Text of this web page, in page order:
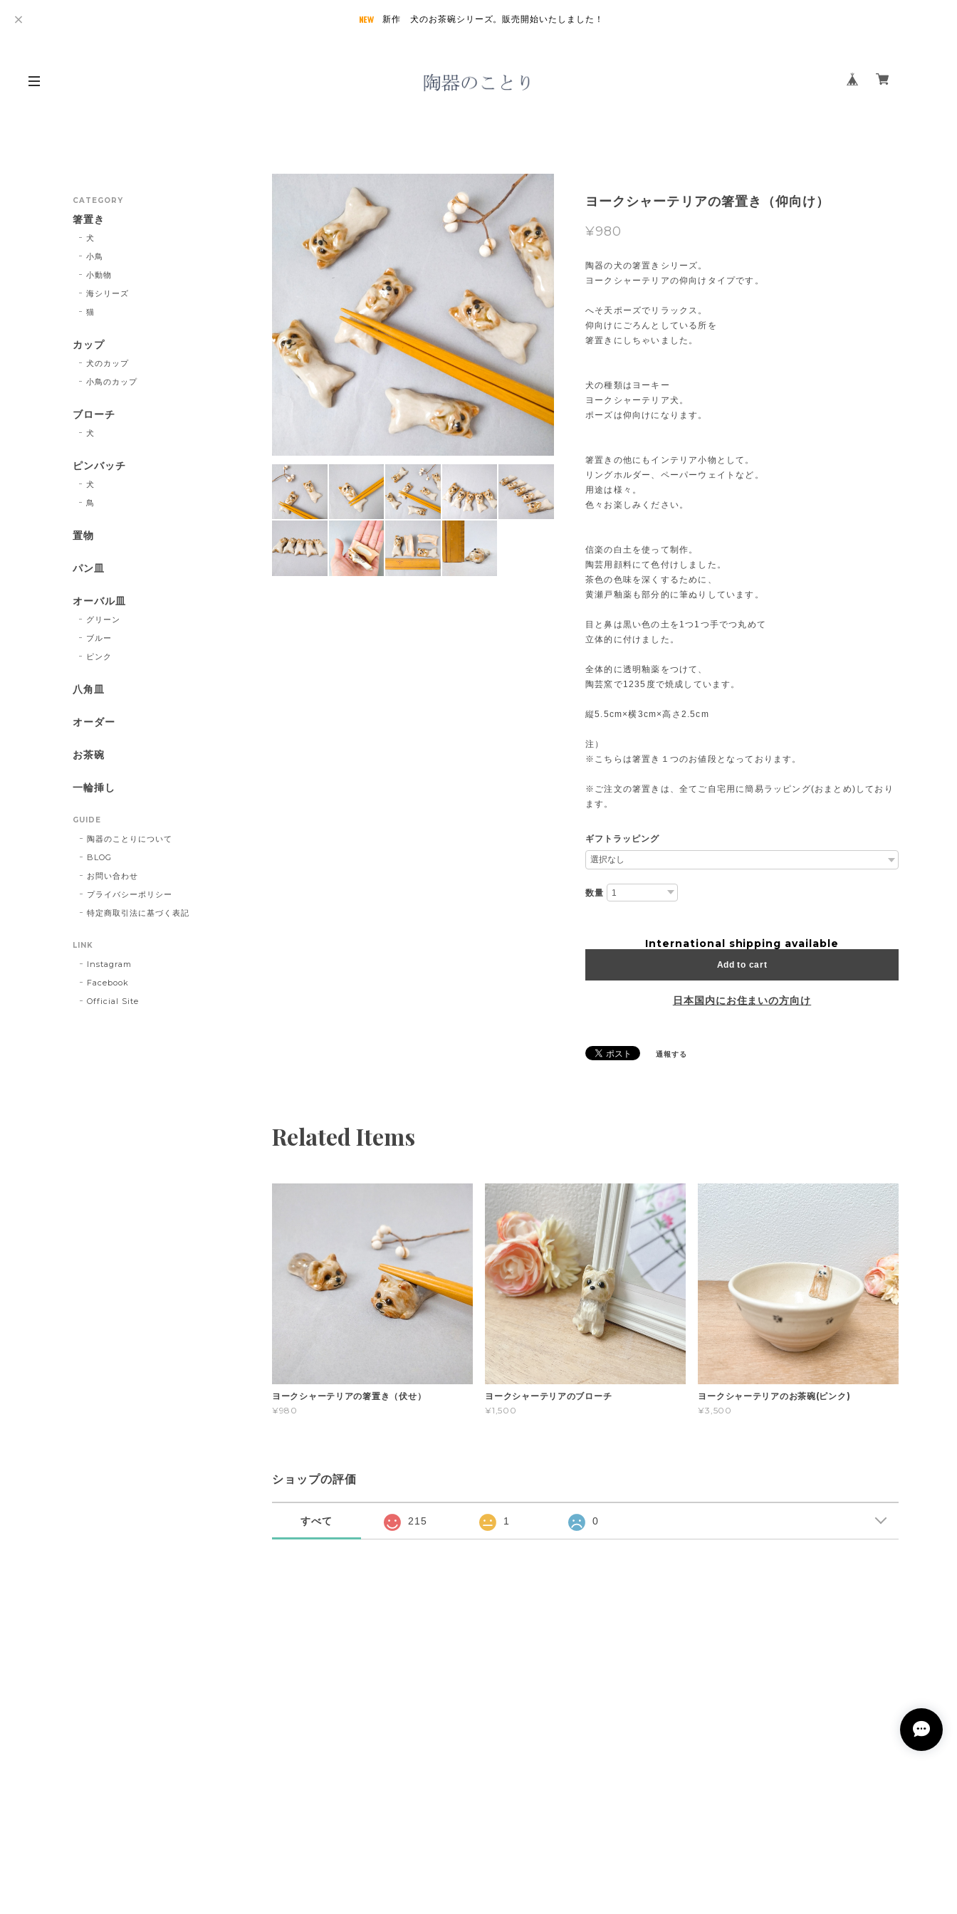
新作 犬のお茶碗シリーズ。販売開始いたしました！
ヨークシャーテリアの箸置き（仰向け）
¥980
陶器の犬の箸置きシリーズ。
ヨークシャーテリアの仰向けタイプです。
へそ天ポーズでリラックス。
仰向けにごろんとしている所を
箸置きにしちゃいました。
犬の種類はヨーキー
ヨークシャーテリア犬。
ポーズは仰向けになります。
箸置きの他にもインテリア小物として。
リングホルダー、ペーパーウェイトなど。
用途は様々。
色々お楽しみください。
信楽の白土を使って制作。
陶芸用顔料にて色付けしました。
茶色の色味を深くするために、
黄瀬戸釉薬も部分的に筆ぬりしています。
目と鼻は黒い色の土を1つ1つ手でつ丸めて
立体的に付けました。
全体的に透明釉薬をつけて、
陶芸窯で1235度で焼成しています。
縦5.5cm×横3cm×高さ2.5cm
注）
※こちらは箸置き１つのお値段となっております。
※ご注文の箸置きは、全てご自宅用に簡易ラッピング(おまとめ)しており
ます。
ギフトラッピング
数量
International shipping available
Add to cart
日本国内にお住まいの方向け
通報する
Related Items
ヨークシャーテリアの箸置き（伏せ）
¥980
ヨークシャーテリアのブローチ
¥1,500
ヨークシャーテリアのお茶碗(ピンク)
¥3,500
ショップの評価
すべて 215 1 0
CATEGORY
箸置き
犬
小鳥
小動物
海シリーズ
猫
カップ
犬のカップ
小鳥のカップ
ブローチ
犬
ピンバッチ
犬
鳥
置物
パン皿
オーバル皿
グリーン
ブルー
ピンク
八角皿
オーダー
お茶碗
一輪挿し
GUIDE
陶器のことりについて
BLOG
お問い合わせ
プライバシーポリシー
特定商取引法に基づく表記
LINK
Instagram
Facebook
Official Site